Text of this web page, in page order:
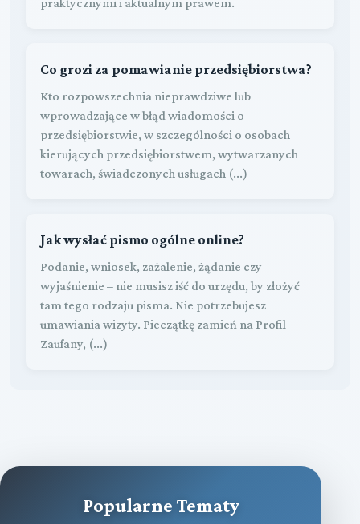
Co grozi za pomawianie przedsiębiorstwa?
Kto rozpowszechnia nieprawdziwe lub
wprowadzające w błąd wiadomości o
przedsiębiorstwie, w szczególności o osobach
kierujących przedsiębiorstwem, wytwarzanych
towarach, świadczonych usługach (...)
Jak wysłać pismo ogólne online?
Podanie, wniosek, zażalenie, żądanie czy
wyjaśnienie – nie musisz iść do urzędu, by złożyć
tam tego rodzaju pisma. Nie potrzebujesz
umawiania wizyty. Pieczątkę zamień na Profil
Zaufany, (...)
Popularne Tematy